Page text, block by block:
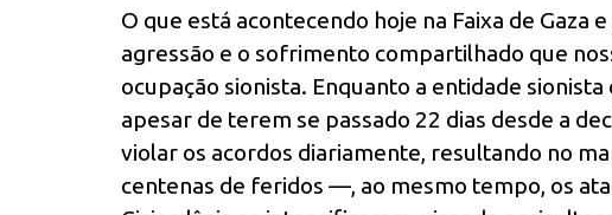
O que está acontecendo hoje na Faixa de Gaza
agressão e o sofrimento compartilhado que
ocupação sionista. Enquanto a entidade
apesar de terem se passado 22 dias desde a
violar os acordos diariamente, resultando no
centenas de feridos —, ao mesmo tempo, os